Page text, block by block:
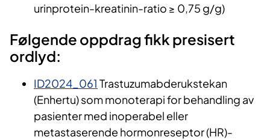
urinprotein-kreatinin-ratio ≥ 0,75 g/g)
Følgende oppdrag fikk presisert
ordlyd:
ID2024_061 Trastuzumabderukstekan
(Enhertu) som monoterapi for behandling av
pasienter med inoperabel eller
metastaserende hormonreseptor (HR)-